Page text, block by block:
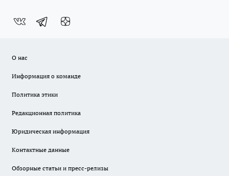
О нас
Информация о команде
Политика этики
Редакционная политика
Юридическая информация
Контактные данные
Обзорные статьи и пресс-релизы